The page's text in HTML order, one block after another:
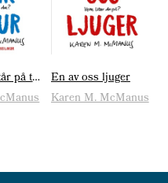
En av oss står på tur
En av oss ljuger
Karen M. McManus